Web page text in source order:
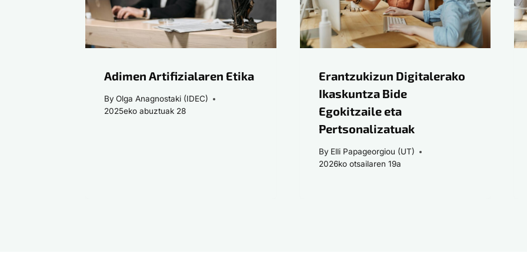
Adimen Artifizialaren Etika
By Olga Anagnostaki (IDEC)
2025eko abuztuak 28
Erantzukizun Digitalerako
Ikaskuntza Bide
Egokitzaile eta
Pertsonalizatuak
By Elli Papageorgiou (UT)
2026ko otsailaren 19a